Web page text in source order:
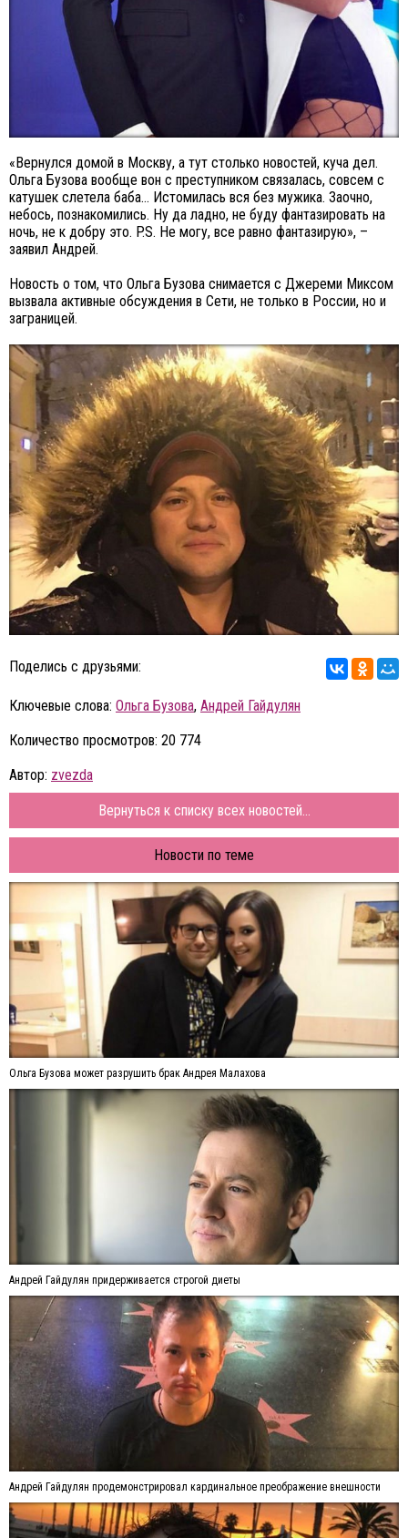
«Вернулся домой в Москву, а тут столько новостей, куча дел.
Ольга Бузова вообще вон с преступником связалась, совсем с
катушек слетела баба… Истомилась вся без мужика. Заочно,
небось, познакомились. Ну да ладно, не буду фантазировать на
ночь, не к добру это. P.S. Не могу, все равно фантазирую», –
заявил Андрей.
Новость о том, что Ольга Бузова снимается с Джереми Миксом
вызвала активные обсуждения в Сети, не только в России, но и
заграницей.
Поделись с друзьями:
Ключевые слова: Ольга Бузова, Андрей Гайдулян
Количество просмотров: 20 774
Автор: zvezda
Вернуться к списку всех новостей...
Новости по теме
Ольга Бузова может разрушить брак Андрея Малахова
Андрей Гайдулян придерживается строгой диеты
Андрей Гайдулян продемонстрировал кардинальное преображение внешности